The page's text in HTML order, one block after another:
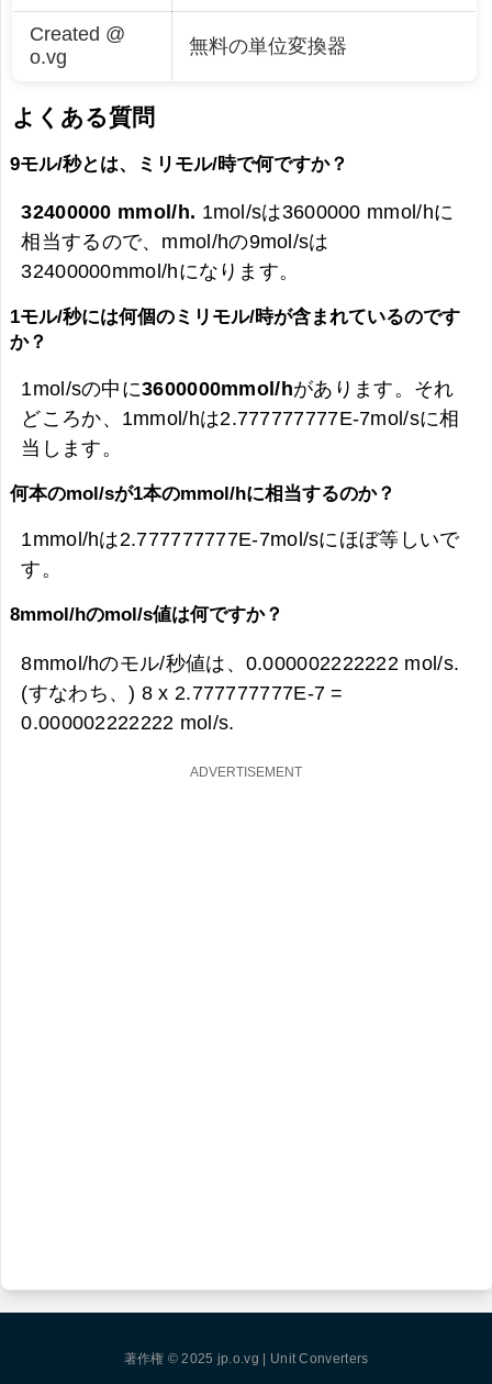
Created @
o.vg
無料の単位変換器
よくある質問
9モル/秒とは、ミリモル/時で何ですか？
32400000 mmol/h. 1mol/sは3600000 mmol/hに
相当するので、mmol/hの9mol/sは
32400000mmol/hになります。
1モル/秒には何個のミリモル/時が含まれているのです
か？
1mol/sの中に3600000mmol/hがあります。それ
どころか、1mmol/hは2.777777777E-7mol/sに相
当します。
何本のmol/sが1本のmmol/hに相当するのか？
1mmol/hは2.777777777E-7mol/sにほぼ等しいで
す。
8mmol/hのmol/s値は何ですか？
8mmol/hのモル/秒値は、 0.000002222222 mol/s.
(すなわち、) 8 x 2.777777777E-7 =
0.000002222222 mol/s.
著作権 © 2025 jp.o.vg | Unit Converters